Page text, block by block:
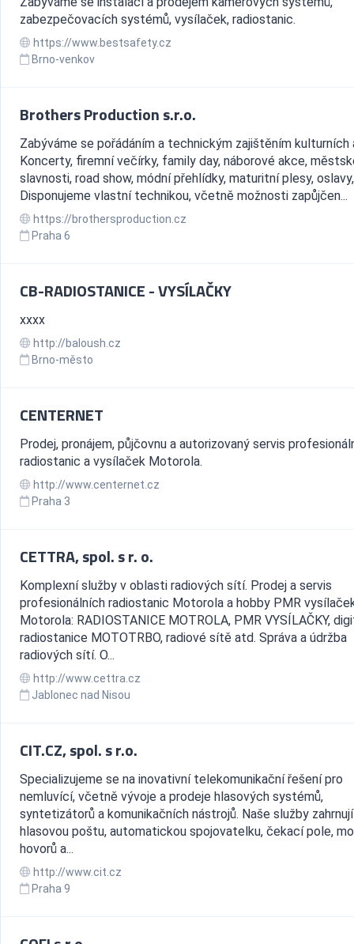
zabezpečovacích systémů, vysílaček, radiostanic.
https://www.bestsafety.cz
Brno-venkov
Brothers Production s.r.o.
Zabýváme se pořádáním a technickým zajištěním kulturních
Koncerty, firemní večírky, family day, náborové akce,
slavnosti, road show, módní přehlídky, maturitní plesy,
Disponujeme vlastní technikou, včetně možnosti zapůjčen...
https://brothersproduction.cz
Praha 6
CB-RADIOSTANICE - VYSÍLAČKY
xxxx
http://baloush.cz
Brno-město
CENTERNET
Prodej, pronájem, půjčovnu a autorizovaný servis
radiostanic a vysílaček Motorola.
http://www.centernet.cz
Praha 3
CETTRA, spol. s r. o.
Komplexní služby v oblasti radiových sítí. Prodej a servis
profesionálních radiostanic Motorola a hobby PMR
Motorola: RADIOSTANICE MOTROLA, PMR VYSÍLAČKY,
radiostanice MOTOTRBO, radiové sítě atd. Správa a údržba
radiových sítí. O...
http://www.cettra.cz
Jablonec nad Nisou
CIT.CZ, spol. s r.o.
Specializujeme se na inovativní telekomunikační řešení pro
nemluvící, včetně vývoje a prodeje hlasových systémů,
syntetizátorů a komunikačních nástrojů. Naše služby zahrnují
hlasovou poštu, automatickou spojovatelku, čekací pole,
hovorů a...
http://www.cit.cz
Praha 9